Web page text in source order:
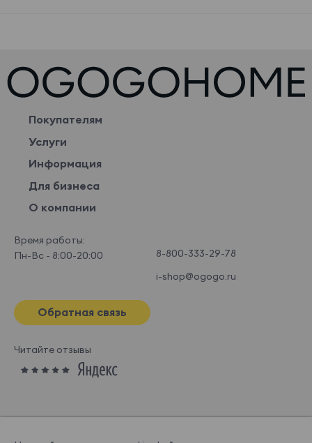
Покупателям
Услуги
Информация
Для бизнеса
О компании
Время работы:
Пн-Вс - 8:00-20:00
8-800-333-29-78
i-shop@ogogo.ru
Обратная связь
Читайте отзывы